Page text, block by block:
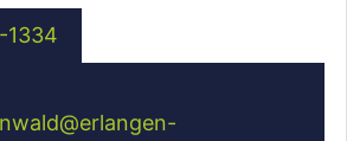
1334
@erlangen-